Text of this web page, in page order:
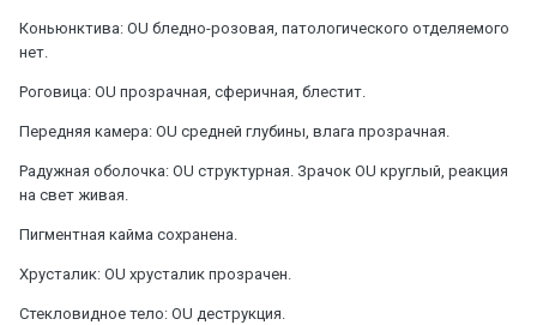
Коньюнктива: OU бледно-розовая, патологического отделяемого
нет.
Роговица: OU прозрачная, сферичная, блестит.
Передняя камера: OU средней глубины, влага прозрачная.
Радужная оболочка: OU структурная. Зрачок OU круглый, реакция
на свет живая.
Пигментная кайма сохранена.
Хрусталик: OU хрусталик прозрачен.
Стекловидное тело: OU деструкция.